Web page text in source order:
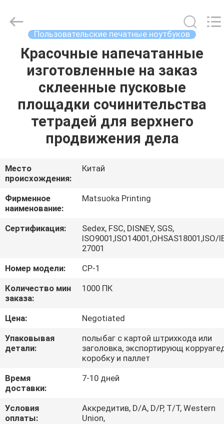
ДОМ
ПРОДУКТЫ
ПУТЕШЕСТВИЕ
ФАБРИКИ
ПРОВЕРКА
КАЧЕСТВА
СВЯЖИТЕСЬ
МЫ
СПРОСИТЕ
САЙТА
PRIVACY
printing
co.,LTD.
Пользовательские печатные ноутбуков
Красочные напечатанные
изготовленные на заказ
склеенные пусковые
площадки сочинительства
тетрадей для верхнего
продвижения дела
Место
происхождения:
Китай
Фирменное
наименование:
Matsuoka Printing
Сертификация:
Sedex, FSC, DISNEY, SGS,
ISO9001,ISO14001,OHSAS18001,ISO/
27001
Номер модели:
CP-1
Количество мин
заказа:
1000 ПК
Цена:
Negotiated
Упаковывая
детали:
полыбаг с картой штрихкода или
заголовка, экспортирующ
коробку и паллет
Время
доставки:
7-10 дней
Условия
оплаты:
Аккредитив, D/A, D/P, T/T, Western
Union,